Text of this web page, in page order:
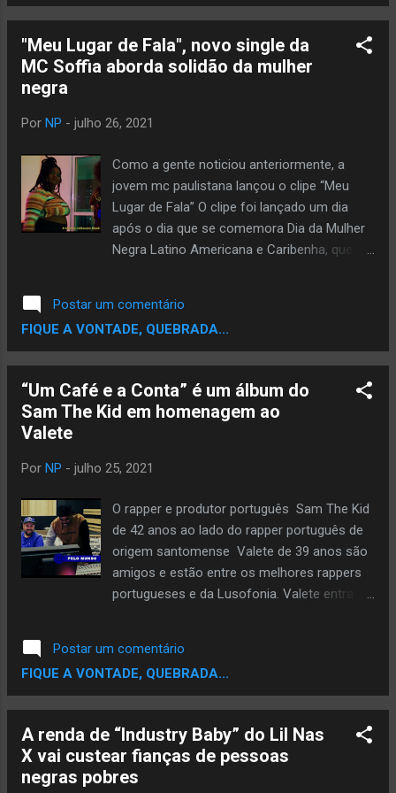
Perdoa” e por aí vai. No dia de ontem, o
Bernardo dos Campos, São Paulo, anunciou
através de suas redes sociais que vai lançar
comunicado em seu Instagram, Dexter diz
muito, está grato por trazer essa noticia a
seus fãs. “Lá de onde eu venho” vai ser
lançado em 06/08 e conta com a
participação de Billy Sp e Peu Cavalcante na
construção da letra. Abaixo você pode
por DEXTER 8º ANJO (@dexter8anjo)
"Meu Lugar de Fala", novo single da
MC Soffia aborda solidão da mulher
negra
Por NP - julho 26, 2021
Como a gente noticiou anteriormente, a
jovem mc paulistana lançou o clipe “Meu
Lugar de Fala” O clipe foi lançado um dia
após o dia que se comemora Dia da Mulher
Negra Latino Americana e Caribenha, que no
suma importância e de grande luta das
mulheres negras na diáspora. A MC Soffia
se apropria do termo “Meu Lugar de Falar” e
sexismo, machismo, palmitagem e solidão
da mulher negra. "Essa música tem muito a
quero namorar, ser uma pessoa igual a todo
pretos, assim como as minhas amigas, e
temos problemas para resolver com esses
meninos, mas é um rap misturado com
pagodão, beat feito pelo beatmaker Trimox,
da Bahia, tá muito lindo o clipe, e um pouco
Postar um comentário
FIQUE A VONTADE, QUEBRADA...
“Um Café e a Conta” é um álbum do
Sam The Kid em homenagem ao
Valete
Por NP - julho 25, 2021
O rapper e produtor português Sam The Kid
de 42 anos ao lado do rapper português de
origem santomense Valete de 39 anos são
amigos e estão entre os melhores rappers
portugueses e da Lusofonia. Valete entra
álbum foi o “Serviço Público” em 2006.
Porém o rapper não deixou seus fãs a
mingua, ao longo desses anos o rapper
projeto com Emicida, Capicua e Rael e em
2020 lançou uma série de singles que juntos
formariam um EP tranquilamente. Mas
Postar um comentário
FIQUE A VONTADE, QUEBRADA...
A renda de “Industry Baby” do Lil Nas
X vai custear fianças de pessoas
negras pobres